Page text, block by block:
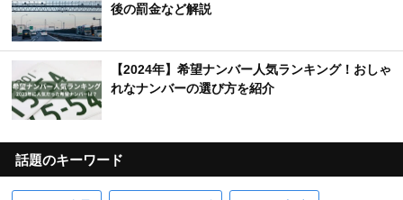
後の罰金など解説
【2024年】希望ナンバー人気ランキング！おしゃ
れなナンバーの選び方を紹介
話題のキーワード